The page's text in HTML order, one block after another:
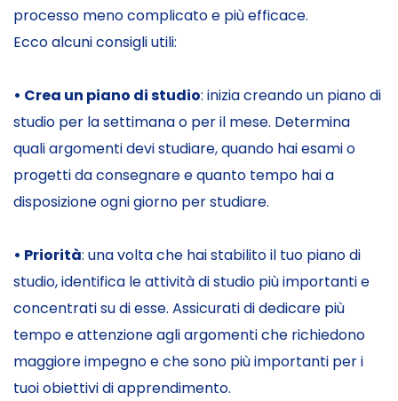
processo meno complicato e più efficace.
Ecco alcuni consigli utili:
• Crea un piano di studio: inizia creando un piano di
studio per la settimana o per il mese. Determina
quali argomenti devi studiare, quando hai esami o
progetti da consegnare e quanto tempo hai a
disposizione ogni giorno per studiare.
• Priorità: una volta che hai stabilito il tuo piano di
studio, identifica le attività di studio più importanti e
concentrati su di esse. Assicurati di dedicare più
tempo e attenzione agli argomenti che richiedono
maggiore impegno e che sono più importanti per i
tuoi obiettivi di apprendimento.